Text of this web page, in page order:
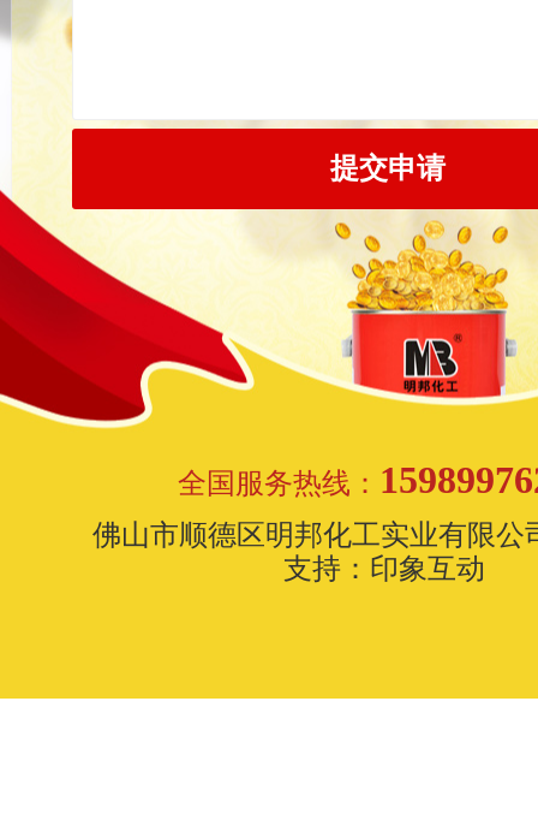
全国服务热线：
佛山市顺德区明邦化工实业有限公
支持： 印象互动